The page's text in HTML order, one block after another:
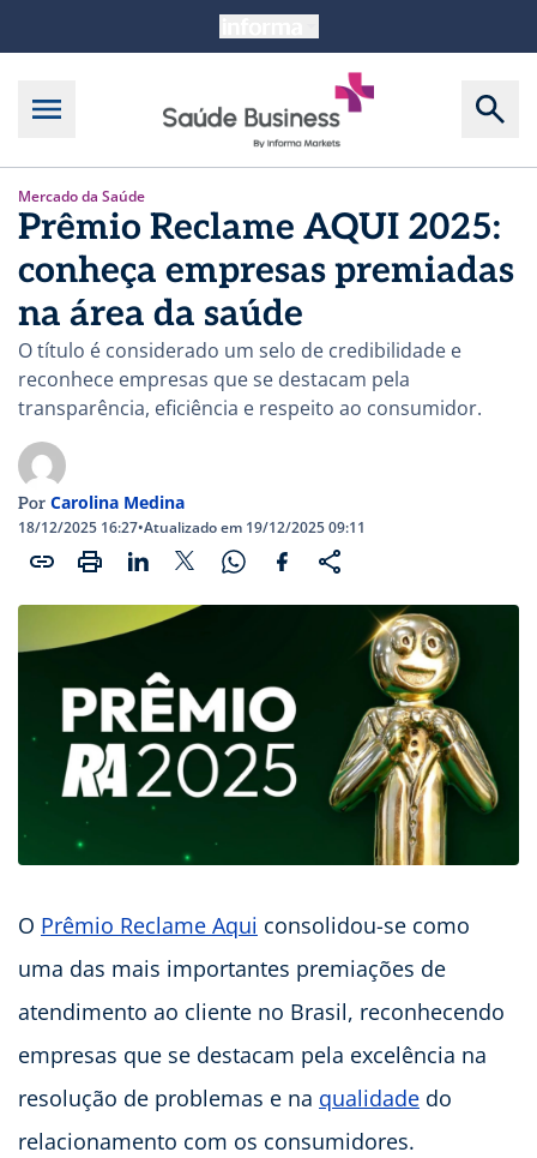
Mercado da Saúde
Prêmio Reclame AQUI 2025:
conheça empresas premiadas
na área da saúde
O título é considerado um selo de credibilidade e
reconhece empresas que se destacam pela
transparência, eficiência e respeito ao consumidor.
Por Carolina Medina
18/12/2025 16:27•Atualizado em 19/12/2025 09:11
O Prêmio Reclame Aqui consolidou-se como
uma das mais importantes premiações de
atendimento ao cliente no Brasil, reconhecendo
empresas que se destacam pela excelência na
resolução de problemas e na qualidade do
relacionamento com os consumidores.